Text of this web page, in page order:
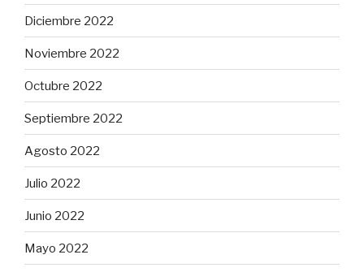
Diciembre 2022
Noviembre 2022
Octubre 2022
Septiembre 2022
Agosto 2022
Julio 2022
Junio 2022
Mayo 2022